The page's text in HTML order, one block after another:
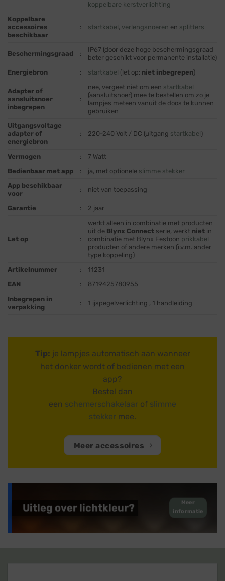
koppelbare kerstverlichting
Koppelbare
accessoires
beschikbaar
: startkabel, verlengsnoeren en splitters
Beschermingsgraad :
IP67 (door deze hoge beschermingsgraad
beter geschikt voor permanente installatie)
Energiebron
: startkabel (let op: niet inbegrepen)
Adapter of
aansluitsnoer
inbegrepen
:
nee, vergeet niet om een startkabel
(aansluitsnoer) mee te bestellen om zo je
lampjes meteen vanuit de doos te kunnen
gebruiken
Uitgangsvoltage
adapter of
energiebron
: 220-240 Volt / DC (uitgang startkabel)
Vermogen :
7 Watt
Bedienbaar met app
: ja, met optionele slimme stekker
App beschikbaar
voor
: niet van toepassing
Garantie : 2 jaar
Let op :
werkt alleen in combinatie met producten
uit de Blynx Connect serie, werkt niet in
combinatie met Blynx Festoon prikkabel
producten of andere merken (i.v.m. ander
type koppeling)
Artikelnummer
:
11231
EAN
:
8719425780955
Inbegrepen in
verpakking
: 1 ijspegelverlichting , 1 handleiding
Tip: je lampjes automatisch aan wanneer
het donker wordt of bedienen met een
app?
Bestel dan
een schemerschakelaar of slimme
stekker mee.
Meer accessoires
Uitleg over lichtkleur?
Meer
informatie